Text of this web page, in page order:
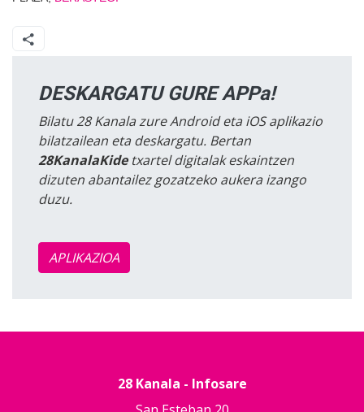
DESKARGATU GURE APPa!
Bilatu 28 Kanala zure Android eta iOS aplikazio
bilatzailean eta deskargatu. Bertan
28KanalaKidetxartel digitalak eskaintzen
dizuten abantailez gozatzeko aukera izango
duzu.
APLIKAZIOA
28 Kanala - Infosare